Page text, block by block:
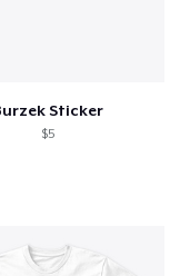
Sticker
$5